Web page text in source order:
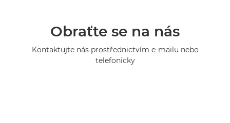
Obraťte se na nás
Kontaktujte nás prostřednictvím e-mailu nebo
telefonicky